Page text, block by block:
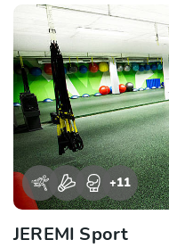
+11
JEREMI Sport